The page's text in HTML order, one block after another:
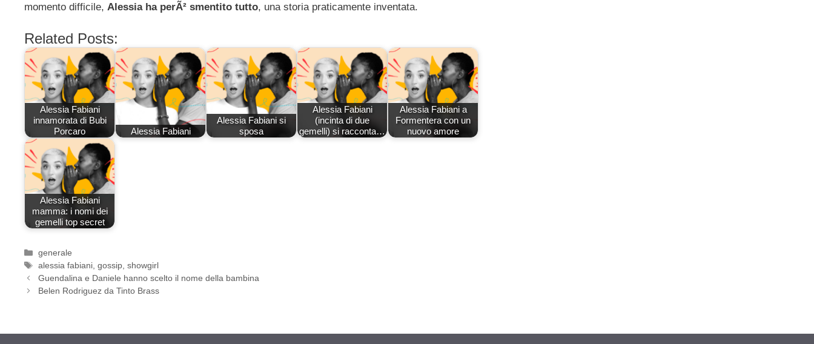
momento difficile, Alessia ha perÃ² smentito tutto, una storia praticamente inventata.
Related Posts:
Alessia Fabiani
innamorata di Bubi
Porcaro
Alessia Fabiani
Alessia Fabiani si
sposa
Alessia Fabiani
(incinta di due
gemelli) si racconta…
Alessia Fabiani a
Formentera con un
nuovo amore
Alessia Fabiani
mamma: i nomi dei
gemelli top secret
Categorie
generale
Tag
alessia fabiani,gossip,showgirl
Guendalina e Daniele hanno scelto il nome della bambina
Belen Rodriguez da Tinto Brass